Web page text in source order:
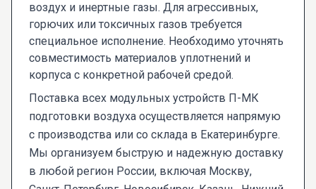
воздух и инертные газы. Для агрессивных,
горючих или токсичных газов требуется
специальное исполнение. Необходимо уточнять
совместимость материалов уплотнений и
корпуса с конкретной рабочей средой.
Поставка всех модульных устройств П-МК
подготовки воздуха осуществляется напрямую
с производства или со склада в Екатеринбурге.
Мы организуем быструю и надежную доставку
в любой регион России, включая Москву,